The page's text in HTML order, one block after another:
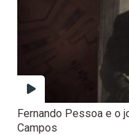
Fernando Pessoa e o
Campos